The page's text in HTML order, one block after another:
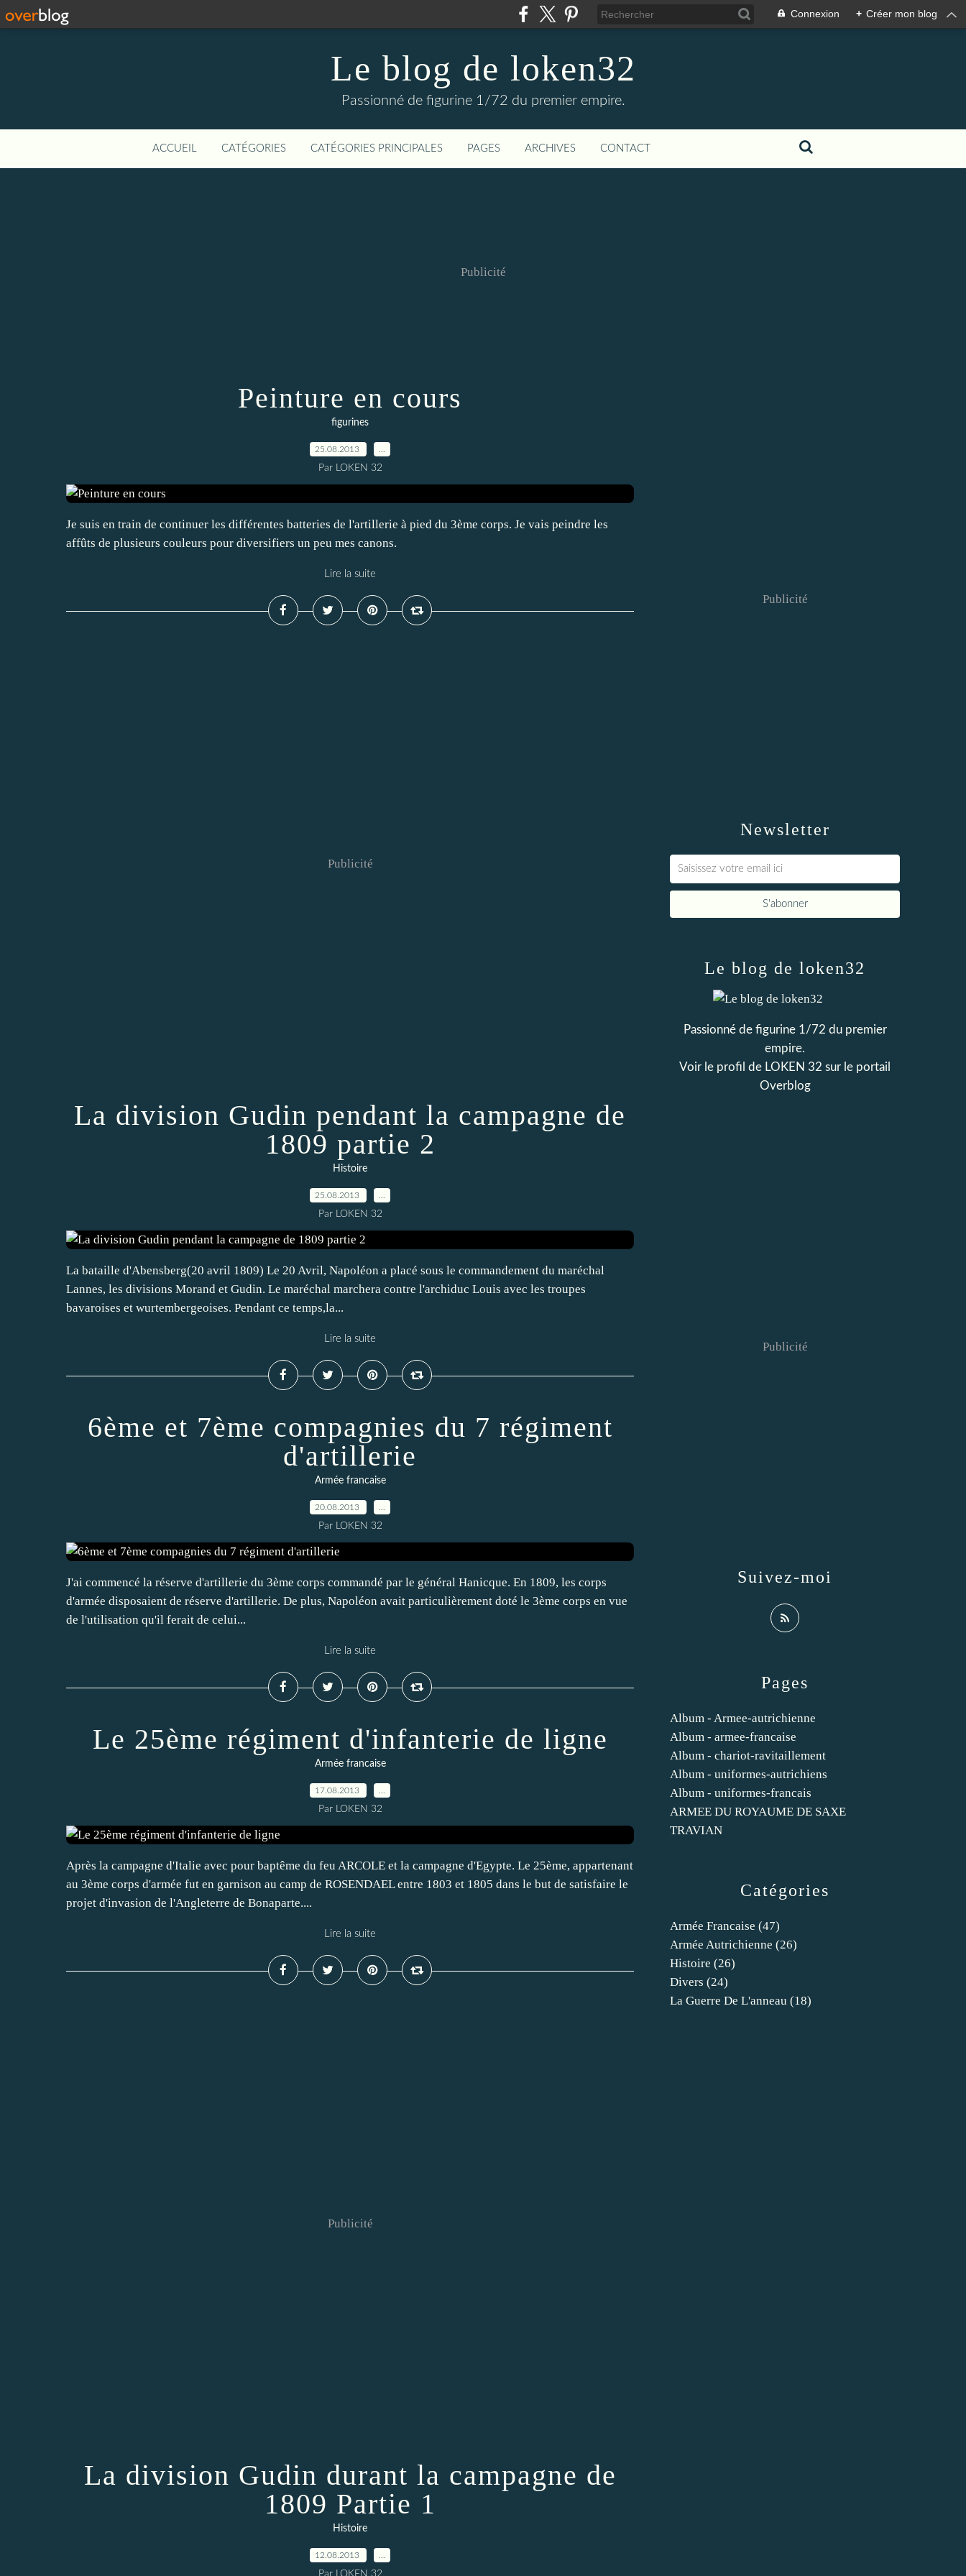
Connexion + Créer mon blog
Le blog de loken32
Passionné de figurine 1/72 du premier empire.
ACCUEIL CATÉGORIES CATÉGORIES PRINCIPALES PAGES ARCHIVES CONTACT
Publicité
Peinture en cours
figurines
25.08.2013
Par LOKEN 32
Je suis en train de continuer les différentes batteries de l'artillerie à pied du 3ème corps. Je vais peindre les
affûts de plusieurs couleurs pour diversifiers un peu mes canons.
Lire la suite
Publicité
La division Gudin pendant la campagne de
1809 partie 2
Histoire
25.08.2013
Par LOKEN 32
La bataille d'Abensberg(20 avril 1809) Le 20 Avril, Napoléon a placé sous le commandement du maréchal
Lannes, les divisions Morand et Gudin. Le maréchal marchera contre l'archiduc Louis avec les troupes
bavaroises et wurtembergeoises. Pendant ce temps,la...
Lire la suite
6ème et 7ème compagnies du 7 régiment
d'artillerie
Armée francaise
20.08.2013
Par LOKEN 32
J'ai commencé la réserve d'artillerie du 3ème corps commandé par le général Hanicque. En 1809, les corps
d'armée disposaient de réserve d'artillerie. De plus, Napoléon avait particulièrement doté le 3ème corps en vue
de l'utilisation qu'il ferait de celui...
Lire la suite
Le 25ème régiment d'infanterie de ligne
Armée francaise
17.08.2013
Par LOKEN 32
Après la campagne d'Italie avec pour baptême du feu ARCOLE et la campagne d'Egypte. Le 25ème, appartenant
au 3ème corps d'armée fut en garnison au camp de ROSENDAEL entre 1803 et 1805 dans le but de satisfaire le
projet d'invasion de l'Angleterre de Bonaparte....
Lire la suite
Publicité
La division Gudin durant la campagne de
1809 Partie 1
Histoire
12.08.2013
Par LOKEN 32
Newsletter
Publicité
Catégories
Armée Francaise (47)
Armée Autrichienne (26)
Histoire (26)
Divers (24)
La Guerre De L'anneau (18)
Pages
Album - Armee-autrichienne
Album - armee-francaise
Album - chariot-ravitaillement
Album - uniformes-autrichiens
Album - uniformes-francais
ARMEE DU ROYAUME DE SAXE
TRAVIAN
Le blog de loken32
Passionné de figurine 1/72 du premier
empire.
Voir le profil de LOKEN 32 sur le portail
Overblog
Suivez-moi
Publicité